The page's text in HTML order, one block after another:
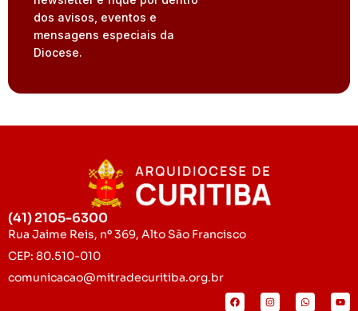
dos avisos, eventos e
mensagens especiais da
Diocese.
(41) 2105-6300
Rua Jaime Reis, nº 369, Alto São Francisco
CEP: 80.510-010
comunicacao@mitradecuritiba.org.br